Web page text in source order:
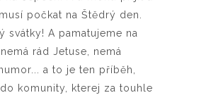
počkat na Štědrý den.
svátky! A pamatujeme na
rád Jetuse, nemá
a to je ten příběh,
komunity, kterej za touhle